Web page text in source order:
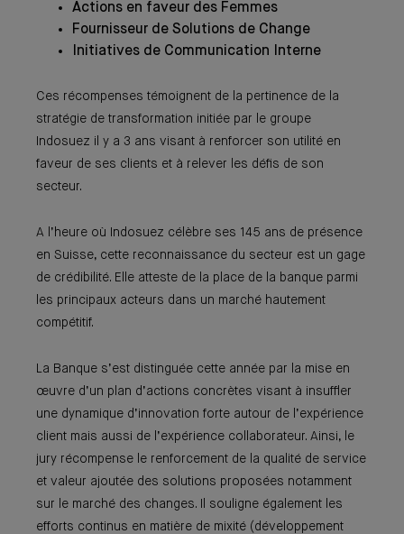
Actions en faveur des Femmes
Fournisseur de Solutions de Change
Initiatives de Communication Interne
Ces récompenses témoignent de la pertinence de la
stratégie de transformation initiée par le groupe
Indosuez il y a 3 ans visant à renforcer son utilité en
faveur de ses clients et à relever les défis de son
secteur.
A l’heure où Indosuez célèbre ses 145 ans de présence
en Suisse, cette reconnaissance du secteur est un gage
de crédibilité. Elle atteste de la place de la banque parmi
les principaux acteurs dans un marché hautement
compétitif.
La Banque s’est distinguée cette année par la mise en
œuvre d’un plan d’actions concrètes visant à insuffler
une dynamique d’innovation forte autour de l’expérience
client mais aussi de l’expérience collaborateur. Ainsi, le
jury récompense le renforcement de la qualité de service
et valeur ajoutée des solutions proposées notamment
sur le marché des changes. Il souligne également les
efforts continus en matière de mixité (développement